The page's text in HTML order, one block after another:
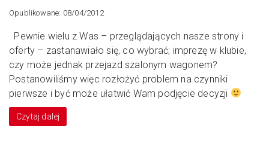
Opublikowane: 08/04/2012
Pewnie wielu z Was – przeglądających nasze strony i
oferty – zastanawiało się, co wybrać; imprezę w klubie,
czy może jednak przejazd szalonym wagonem?
Postanowiliśmy więc rozłożyć problem na czynniki
pierwsze i być może ułatwić Wam podjęcie decyzji
Czytaj dalej